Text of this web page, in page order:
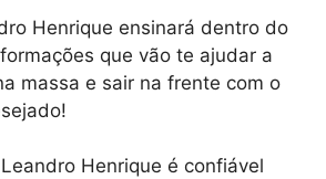
Henrique ensinará dentro do
que vão te ajudar a
massa e sair na frente com o
Henrique é confiável